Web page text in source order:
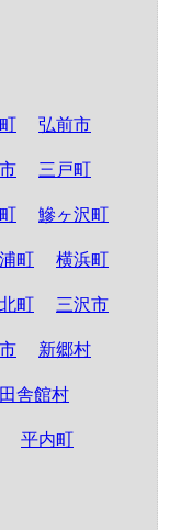
弘前市
三戸町
鰺ヶ沢町
町 横浜町
町 三沢市
新郷村
田舎館村
平内町